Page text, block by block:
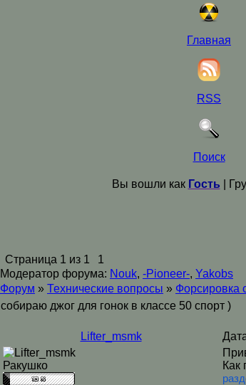
Главная
RSS
Поиск
Вы вошли как Гость |
Страница 1 из 1
1
Модератор форума: Nouk, -Pioneer-, Yakobs
Форум » Технические вопросы » Форсировка
собираю джог для гонок в классе 50 спорт )
Lifter_msmk
Ракушко
Как